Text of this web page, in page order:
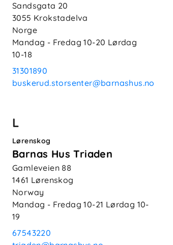
Sandsgata 20
3055 Krokstadelva
Norge
Mandag - Fredag10-20 Lørdag
10-18
31301890
buskerud.storsenter@barnashus.no
L
Lørenskog
Barnas Hus Triaden
Gamleveien 88
1461 Lørenskog
Norway
Mandag - Fredag10-21 Lørdag 10-
19
67543220